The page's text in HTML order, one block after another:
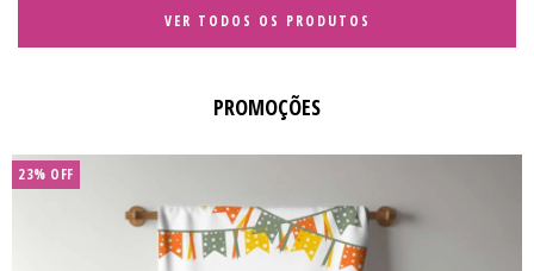
VER TODOS OS PRODUTOS
PROMOÇÕES
23% OFF